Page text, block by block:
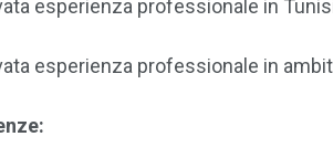
esperienza professionale in
esperienza professionale in